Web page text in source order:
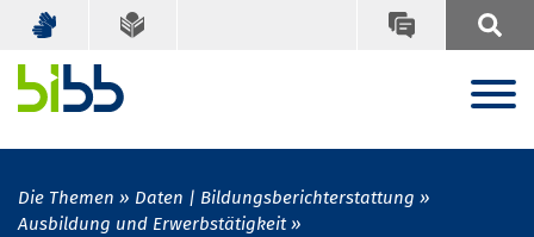
Die Themen
Daten | Bildungsberichterstattung
Ausbildung und Erwerbstätigkeit